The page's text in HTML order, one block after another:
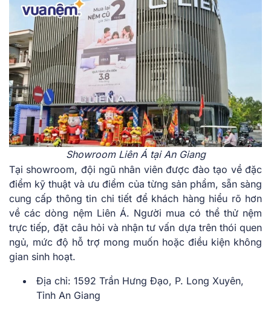
Showroom Liên Á tại An Giang
Tại showroom, đội ngũ nhân viên được đào tạo về đặc
điểm kỹ thuật và ưu điểm của từng sản phẩm, sẵn sàng
cung cấp thông tin chi tiết để khách hàng hiểu rõ hơn
về các dòng nệm Liên Á. Người mua có thể thử nệm
trực tiếp, đặt câu hỏi và nhận tư vấn dựa trên thói quen
ngủ, mức độ hỗ trợ mong muốn hoặc điều kiện không
gian sinh hoạt.
Địa chỉ: 1592 Trần Hưng Đạo, P. Long Xuyên,
Tỉnh An Giang